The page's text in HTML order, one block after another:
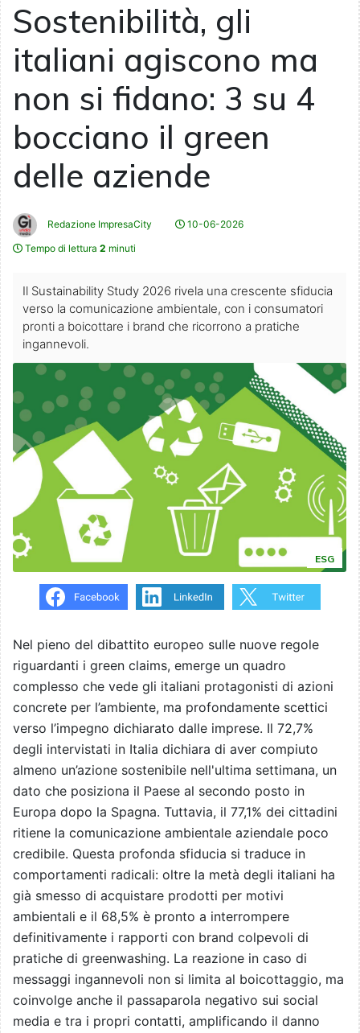
Sostenibilità, gli
italiani agiscono ma
non si fidano: 3 su 4
bocciano il green
delle aziende
Redazione ImpresaCity
10-06-2026
Tempo di lettura 2 minuti
Il Sustainability Study 2026 rivela una crescente sfiducia
verso la comunicazione ambientale, con i consumatori
pronti a boicottare i brand che ricorrono a pratiche
ingannevoli.
ESG
Nel pieno del dibattito europeo sulle nuove regole
riguardanti i green claims, emerge un quadro
complesso che vede gli italiani protagonisti di azioni
concrete per l’ambiente, ma profondamente scettici
verso l’impegno dichiarato dalle imprese. Il 72,7%
degli intervistati in Italia dichiara di aver compiuto
almeno un’azione sostenibile nell'ultima settimana, un
dato che posiziona il Paese al secondo posto in
Europa dopo la Spagna. Tuttavia, il 77,1% dei cittadini
ritiene la comunicazione ambientale aziendale poco
credibile. Questa profonda sfiducia si traduce in
comportamenti radicali: oltre la metà degli italiani ha
già smesso di acquistare prodotti per motivi
ambientali e il 68,5% è pronto a interrompere
definitivamente i rapporti con brand colpevoli di
pratiche di greenwashing. La reazione in caso di
messaggi ingannevoli non si limita al boicottaggio, ma
coinvolge anche il passaparola negativo sui social
media e tra i propri contatti, amplificando il danno